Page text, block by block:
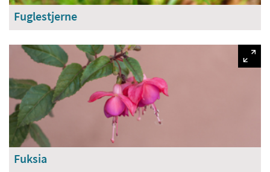
Fuglestjerne
Fuksia